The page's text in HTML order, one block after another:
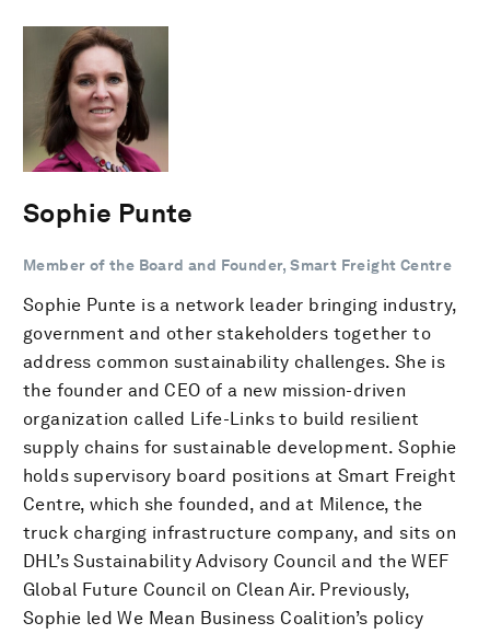
Sophie Punte
Member of the Board and Founder, Smart Freight Centre
Sophie Punte is a network leader bringing industry,
government and other stakeholders together to
address common sustainability challenges. She is
the founder and CEO of a new mission-driven
organization called Life-Links to build resilient
supply chains for sustainable development. Sophie
holds supervisory board positions at Smart Freight
Centre, which she founded, and at Milence, the
truck charging infrastructure company, and sits on
DHL’s Sustainability Advisory Council and the WEF
Global Future Council on Clean Air. Previously,
Sophie led We Mean Business Coalition’s policy